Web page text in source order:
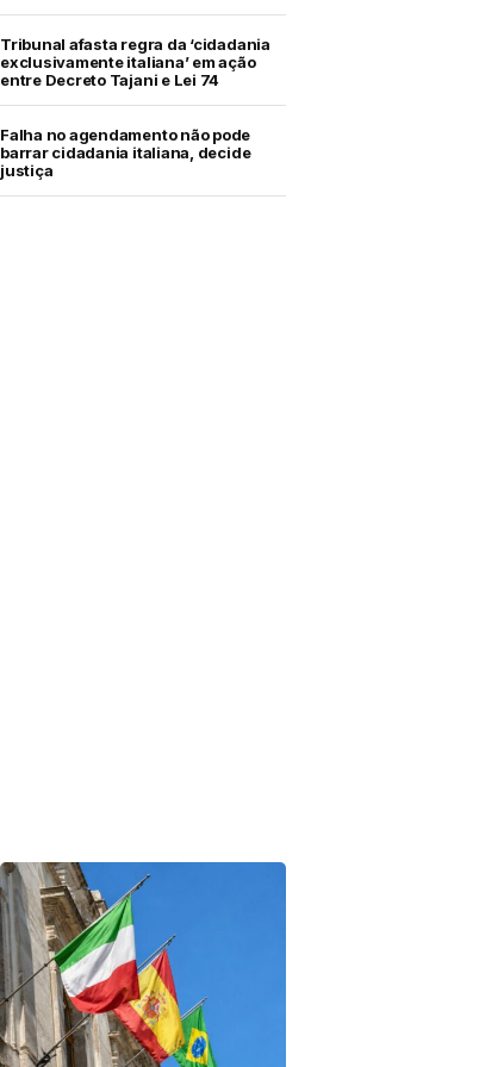
Tribunal afasta regra da ‘cidadania
exclusivamente italiana’ em ação
entre Decreto Tajani e Lei 74
Falha no agendamento não pode
barrar cidadania italiana, decide
justiça